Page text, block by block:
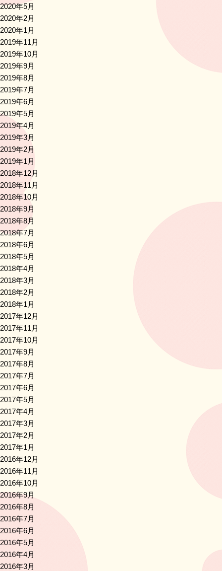
2020年5月
2020年2月
2020年1月
2019年11月
2019年10月
2019年9月
2019年8月
2019年7月
2019年6月
2019年5月
2019年4月
2019年3月
2019年2月
2019年1月
2018年12月
2018年11月
2018年10月
2018年9月
2018年8月
2018年7月
2018年6月
2018年5月
2018年4月
2018年3月
2018年2月
2018年1月
2017年12月
2017年11月
2017年10月
2017年9月
2017年8月
2017年7月
2017年6月
2017年5月
2017年4月
2017年3月
2017年2月
2017年1月
2016年12月
2016年11月
2016年10月
2016年9月
2016年8月
2016年7月
2016年6月
2016年5月
2016年4月
2016年3月